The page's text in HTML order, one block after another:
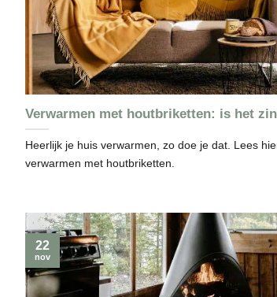
Verwarmen met houtbriketten: is het
Heerlijk je huis verwarmen, zo doe je dat. Lees
verwarmen met houtbriketten.
22
nov